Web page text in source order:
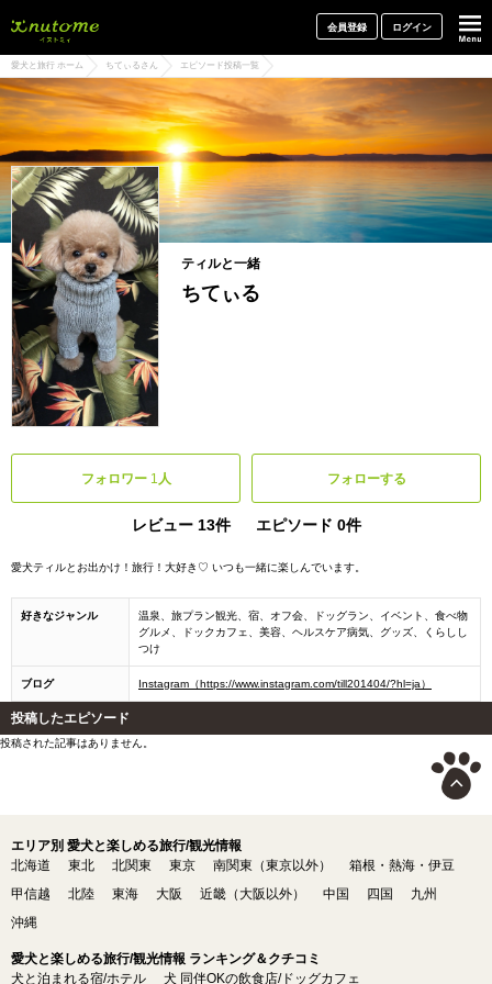
会員登録 ログイン
愛犬と旅行 ホーム ちてぃるさん エピソード投稿一覧
ティルと一緒
ちてぃる
フォロワー 1人 フォローする
レビュー 13件 エピソード 0件
愛犬ティルとお出かけ！旅行！大好き♡ いつも一緒に楽しんでいます。
好きなジャンル
温泉、旅プラン観光、宿、オフ会、ドッグラン、イベント、食べ物
グルメ、ドックカフェ、美容、ヘルスケア病気、グッズ、くらしし
つけ
ブログ Instagram（https://www.instagram.com/till201404/?hl=ja）
投稿したエピソード
投稿された記事はありません。
エリア別 愛犬と楽しめる旅行/観光情報
北海道
東北 北関東 東京 南関東（東京以外）
箱根・熱海・伊豆
甲信越
北陸 東海 大阪 近畿（大阪以外） 中国 四国
九州
沖縄
愛犬と楽しめる旅行/観光情報 ランキング＆クチコミ
犬と泊まれる宿/ホテル
犬 同伴OKの飲食店/ドッグカフェ